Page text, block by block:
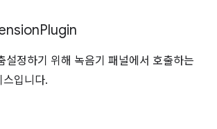
Plugin
설정하기 위해 녹음기 패널에서 호출하는
스입니다.